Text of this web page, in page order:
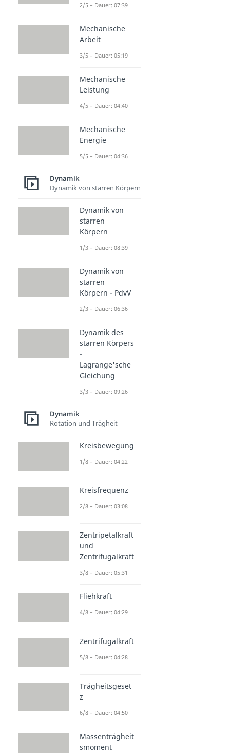
2/5 – Dauer: 07:39
Mechanische
Arbeit
3/5 – Dauer: 05:19
Mechanische
Leistung
4/5 – Dauer: 04:40
Mechanische
Energie
5/5 – Dauer: 04:36
Dynamik
Dynamik von starren Körpern
Dynamik von
starren
Körpern
1/3 – Dauer: 08:39
Dynamik von
starren
Körpern - PdvV
2/3 – Dauer: 06:36
Dynamik des
starren Körpers
-
Lagrange'sche
Gleichung
3/3 – Dauer: 09:26
Dynamik
Rotation und Trägheit
Kreisbewegung
1/8 – Dauer: 04:22
Kreisfrequenz
2/8 – Dauer: 03:08
Zentripetalkraft
und
Zentrifugalkraft
3/8 – Dauer: 05:31
Fliehkraft
4/8 – Dauer: 04:29
Zentrifugalkraft
5/8 – Dauer: 04:28
Trägheitsgeset
z
6/8 – Dauer: 04:50
Massenträgheit
smoment